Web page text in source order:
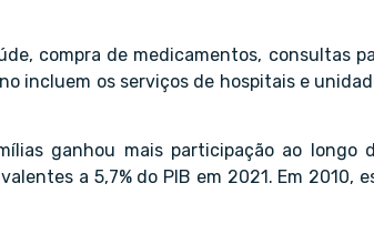
compra de medicamentos, consultas
incluem os serviços de hospitais e
ganhou mais participação ao longo
a 5,7% do PIB em 2021. Em 2010,